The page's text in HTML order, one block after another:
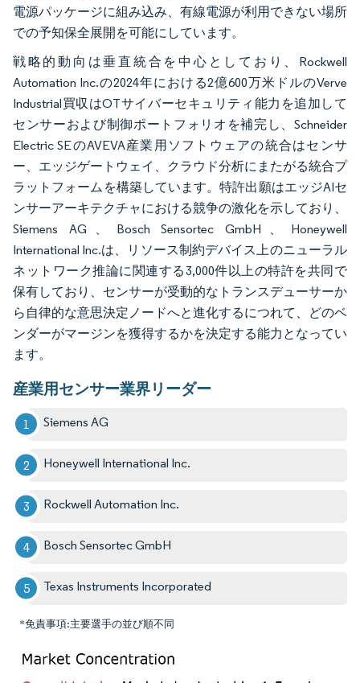
電源パッケージに組み込み、有線電源が利用できない場所
での予知保全展開を可能にしています。
戦略的動向は垂直統合を中心としており、Rockwell
Automation Inc.の2024年における2億600万米ドルのVerve
Industrial買収はOTサイバーセキュリティ能力を追加して
センサーおよび制御ポートフォリオを補完し、Schneider
Electric SEのAVEVA産業用ソフトウェアの統合はセンサ
ー、エッジゲートウェイ、クラウド分析にまたがる統合プ
ラットフォームを構築しています。特許出願はエッジAIセ
ンサーアーキテクチャにおける競争の激化を示しており、
Siemens AG、Bosch Sensortec GmbH、Honeywell
International Inc.は、リソース制約デバイス上のニューラル
ネットワーク推論に関連する3,000件以上の特許を共同で
保有しており、センサーが受動的なトランスデューサーか
ら自律的な意思決定ノードへと進化するにつれて、どのベ
ンダーがマージンを獲得するかを決定する能力となってい
ます。
産業用センサー業界リーダー
Siemens AG
Honeywell International Inc.
Rockwell Automation Inc.
Bosch Sensortec GmbH
Texas Instruments Incorporated
*免責事項:主要選手の並び順不同